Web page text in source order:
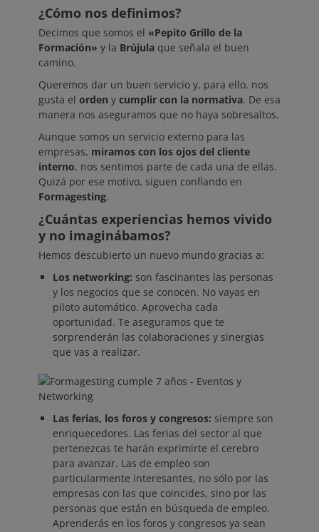
¿Cómo nos definimos?
Decimos que somos el «Pepito Grillo de la
Formación» y la Brújula que señala el buen
camino.
Queremos dar un buen servicio y, para ello, nos
gusta el orden y cumplir con la normativa. De esa
manera nos aseguramos que no haya sobresaltos.
Aunque somos un servicio externo para las
empresas, miramos con los ojos del cliente
interno, nos sentimos parte de cada una de ellas.
Quizá por ese motivo, siguen confiando en
Formagesting.
¿Cuántas experiencias hemos vivido
y no imaginábamos?
Hemos descubierto un nuevo mundo gracias a:
Los networking: son fascinantes las personas
y los negocios que se conocen. No vayas en
piloto automático. Aprovecha cada
oportunidad. Te aseguramos que te
sorprenderán las colaboraciones y sinergias
que vas a realizar.
Las ferias, los foros y congresos: siempre son
enriquecedores. Las ferias del sector al que
pertenezcas te harán exprimirte el cerebro
para avanzar. Las de empleo son
particularmente interesantes, no sólo por las
empresas con las que coincides, sino por las
personas que están en búsqueda de empleo.
Aprenderás en los foros y congresos ya sean